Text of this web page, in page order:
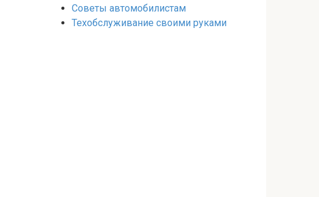
Советы автомобилистам
Техобслуживание своими руками